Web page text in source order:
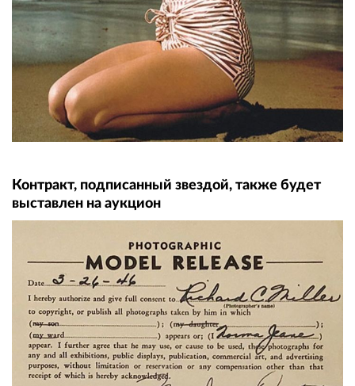
Контракт, подписанный звездой, также будет
выставлен на аукцион